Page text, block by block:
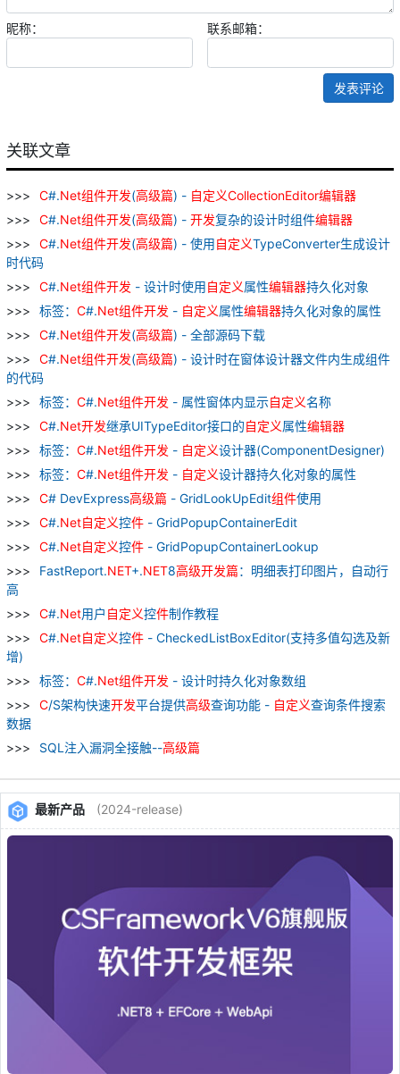
昵称： 联系邮箱：
发表评论
关联文章
C#.Net组件开发(高级篇) - 自定义CollectionEditor编辑器
C#.Net组件开发(高级篇) - 开发复杂的设计时组件编辑器
C#.Net组件开发(高级篇) - 使用自定义TypeConverter生成设计
时代码
C#.Net组件开发 - 设计时使用自定义属性编辑器持久化对象
标签： C#.Net组件开发 - 自定义属性编辑器持久化对象的属性
C#.Net组件开发(高级篇) - 全部源码下载
C#.Net组件开发(高级篇) - 设计时在窗体设计器文件内生成组件
的代码
标签： C#.Net组件开发 - 属性窗体内显示自定义名称
C#.Net开发继承UITypeEditor接口的自定义属性编辑器
标签： C#.Net组件开发 - 自定义设计器(ComponentDesigner)
标签： C#.Net组件开发 - 自定义设计器持久化对象的属性
C# DevExpress高级篇 - GridLookUpEdit组件使用
C#.Net自定义控件 - GridPopupContainerEdit
C#.Net自定义控件 - GridPopupContainerLookup
FastReport.NET+.NET8高级开发篇：明细表打印图片，自动行
高
C#.Net用户 自定义控件制作教程
C#.Net自定义控件 - CheckedListBoxEditor(支持多值勾选及新
增)
标签： C#.Net组件开发 - 设计时持久化对象数组
C/S架构快速开发平台提供高级查询功能 - 自定义查询条件搜索
数据
SQL注入漏洞全接触--高级篇
最新产品 (2024-release)